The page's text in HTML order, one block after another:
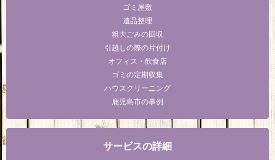
ゴミ屋敷
遺品整理
粗大ごみの回収
引越しの際の片付け
オフィス・飲食店
ゴミの定期収集
ハウスクリーニング
鹿児島市の事例
サービスの詳細